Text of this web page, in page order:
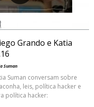
Grando e Katia
Suman
Suman conversam sobre
leis, política hacker e
política hacker: